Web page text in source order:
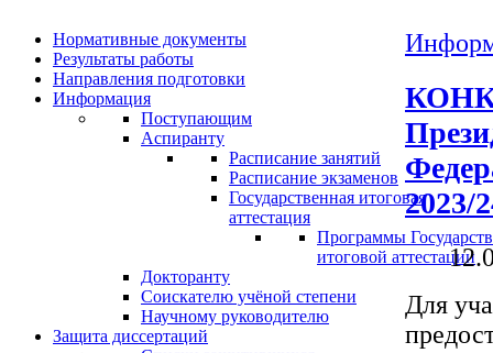
Нормативные документы
Результаты работы
Направления подготовки
Информация
Поступающим
Аспиранту
Расписание занятий
Расписание экзаменов
Государственная итоговая
аттестация
Программы
итоговой аттестации
Докторанту
Соискателю учёной степени
Научному руководителю
Защита диссертаций
2023/
Для